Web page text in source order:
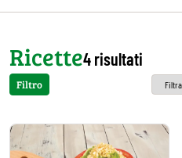
Ricette4 risultati
Filtro